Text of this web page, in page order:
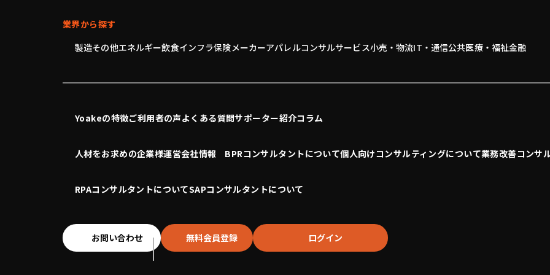
業界から探す
製造その他エネルギー飲食インフラ保険メーカーアパレルコンサルサービス小売・物流IT・通信公共医療・福祉金融
Yoakeの特徴ご利用者の声よくある質問サポーター紹介コラム
人材をお求めの企業様運営会社情報 BPRコンサルタントについて個人向けコンサルティングについて業務改善コンサ
RPAコンサルタントについてSAPコンサルタントについて
お問い合わせ 無料会員登録 ログイン